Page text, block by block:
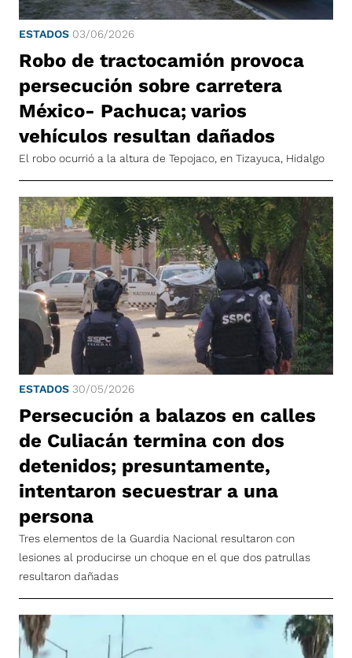
ESTADOS 03/06/2026
Robo de tractocamión provoca
persecución sobre carretera
México- Pachuca; varios
vehículos resultan dañados
El robo ocurrió a la altura de Tepojaco, en Tizayuca, Hidalgo
ESTADOS 30/05/2026
Persecución a balazos en calles
de Culiacán termina con dos
detenidos; presuntamente,
intentaron secuestrar a una
persona
Tres elementos de la Guardia Nacional resultaron con
lesiones al producirse un choque en el que dos patrullas
resultaron dañadas